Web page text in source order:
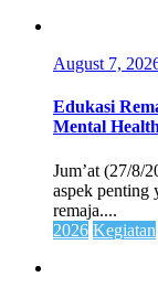
August 7,
Edukasi
Mental
Jum’at (27/8/
aspek penting
remaja....
2026 Kegiatan